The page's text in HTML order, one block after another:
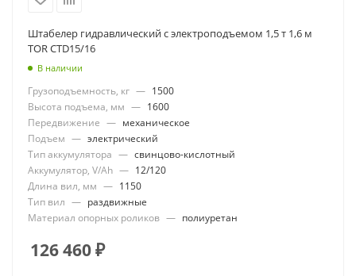
Штабелер гидравлический с электроподъемом 1,5 т 1,6 м
TOR CTD15/16
В наличии
Грузоподъемность, кг — 1500
Высота подъема, мм — 1600
Передвижение — механическое
Подъем — электрический
Тип аккумулятора — свинцово-кислотный
Аккумулятор, V/Ah — 12/120
Длина вил, мм — 1150
Тип вил — раздвижные
Материал опорных роликов — полиуретан
126 460₽